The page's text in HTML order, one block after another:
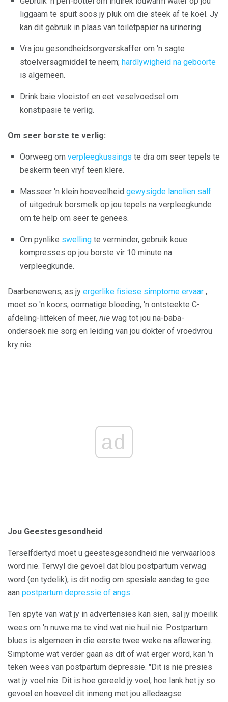
liggaam te spuit soos jy pluk om die steek af te koel. Jy
kan dit gebruik in plaas van toiletpapier na urinering.
Vra jou gesondheidsorgverskaffer om 'n sagte
stoelversagmiddel te neem; hardlywigheid na geboorte
is algemeen.
Drink baie vloeistof en eet veselvoedsel om
konstipasie te verlig.
Om seer borste te verlig:
Oorweeg om verpleegkussings te dra om seer tepels te
beskerm teen vryf teen klere.
Masseer 'n klein hoeveelheid gewysigde lanolien salf
of uitgedruk borsmelk op jou tepels na verpleegkunde
om te help om seer te genees.
Om pynlike swelling te verminder, gebruik koue
kompresses op jou borste vir 10 minute na
verpleegkunde.
Daarbenewens, as jy ergerlike fisiese simptome ervaar ,
moet so 'n koors, oormatige bloeding, 'n ontsteekte C-
afdeling-litteken of meer, nie wag tot jou na-baba-
ondersoek nie sorg en leiding van jou dokter of vroedvrou
kry nie.
ad
Jou Geestesgesondheid
Terselfdertyd moet u geestesgesondheid nie verwaarloos
word nie. Terwyl die gevoel dat blou postpartum verwag
word (en tydelik), is dit nodig om spesiale aandag te gee
aan postpartum depressie of angs .
Ten spyte van wat jy in advertensies kan sien, sal jy moeilik
wees om 'n nuwe ma te vind wat nie huil nie. Postpartum
blues is algemeen in die eerste twee weke na aflewering.
Simptome wat verder gaan as dit of wat erger word, kan 'n
teken wees van postpartum depressie. "Dit is nie presies
wat jy voel nie. Dit is hoe gereeld jy voel, hoe lank het jy so
gevoel en hoeveel dit inmeng met jou alledaagse